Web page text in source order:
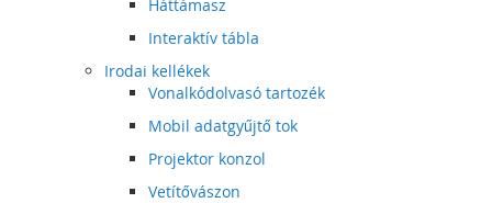
Háttámasz
Interaktív tábla
Irodai kellékek
Vonalkódolvasó tartozék
Mobil adatgyűjtő tok
Projektor konzol
Vetítővászon